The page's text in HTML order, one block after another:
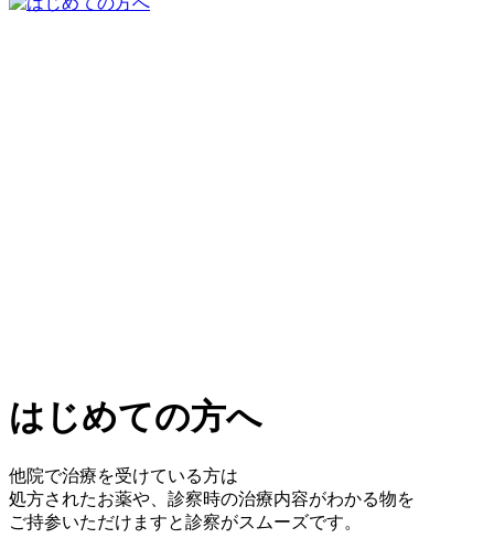
はじめての方へ
他院で治療を受けている方は
処方されたお薬や、診察時の治療内容がわかる物を
ご持参いただけますと診察がスムーズです。